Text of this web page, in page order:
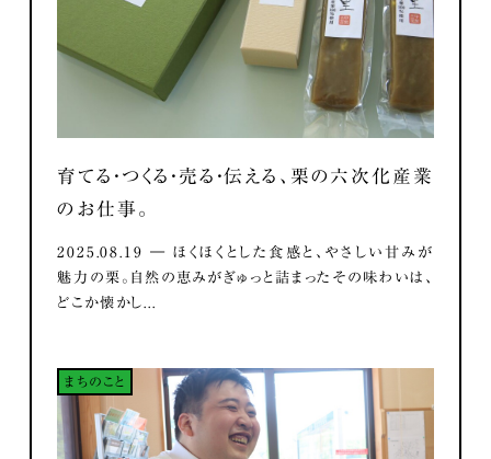
育てる・つくる・売る・伝える、栗の六次化産業
のお仕事。
2025.08.19 ― ほくほくとした食感と、やさしい甘みが
魅力の栗。自然の恵みがぎゅっと詰まったその味わいは、
どこか懐かし...
まちのこと